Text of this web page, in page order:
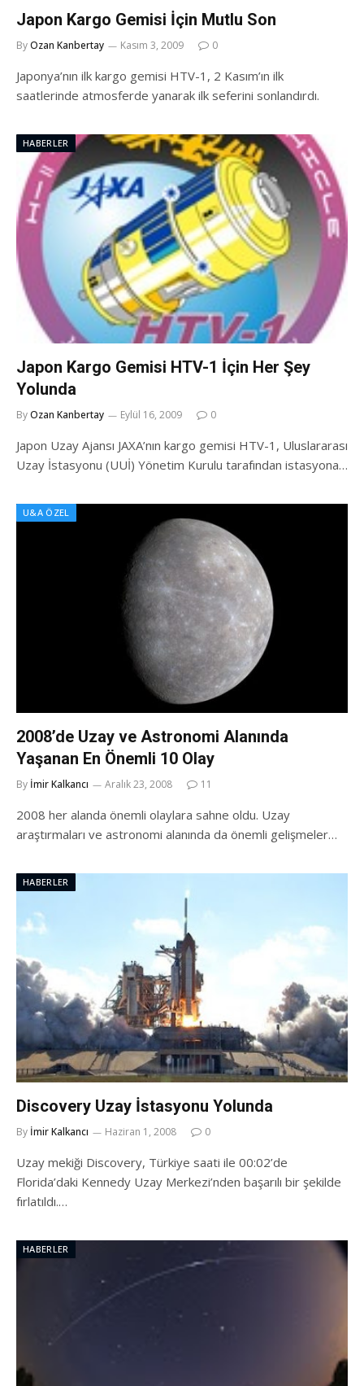
Japon Kargo Gemisi İçin Mutlu Son
ByOzan Kanbertay Kasım 3, 2009 0
Japonya’nın ilk kargo gemisi HTV-1, 2 Kasım’ın ilk
saatlerinde atmosferde yanarak ilk seferini sonlandırdı.
HABERLER
Japon Kargo Gemisi HTV-1 İçin Her Şey
Yolunda
ByOzan Kanbertay Eylül 16, 2009 0
Japon Uzay Ajansı JAXA’nın kargo gemisi HTV-1, Uluslararası
Uzay İstasyonu (UUİ) Yönetim Kurulu tarafından istasyona…
U&A ÖZEL
2008’de Uzay ve Astronomi Alanında
Yaşanan En Önemli 10 Olay
By İmir Kalkancı Aralık 23, 2008 11
2008 her alanda önemli olaylara sahne oldu. Uzay
araştırmaları ve astronomi alanında da önemli gelişmeler…
HABERLER
Discovery Uzay İstasyonu Yolunda
By İmir Kalkancı Haziran 1, 2008 0
Uzay mekiği Discovery, Türkiye saati ile 00:02’de
Florida’daki Kennedy Uzay Merkezi’nden başarılı bir şekilde
fırlatıldı.…
HABERLER